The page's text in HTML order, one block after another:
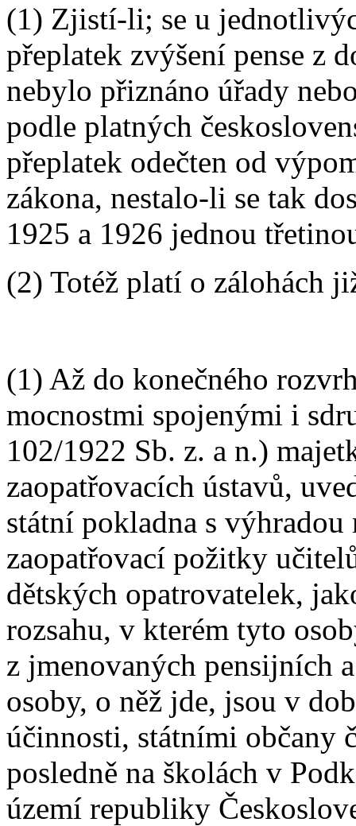
(1) Zjistí-li; se u
přeplatek zvýšení pense z
nebylo přiznáno úřady
podle platných
přeplatek odečten od
zákona, nestalo-li se tak
1925 a 1926 jednou
(2) Totéž platí o zálohách
(1) Až do konečného
mocnostmi spojenými i
102/1922 Sb. z. a n.)
zaopatřovacích ústavů,
státní pokladna s výhradou
zaopatřovací požitky
dětských opatrovatelek,
rozsahu, v kterém tyto
z jmenovaných pensijních
osoby, o něž jde, jsou v
účinnosti, státními občany
posledně na školách v
území republiky